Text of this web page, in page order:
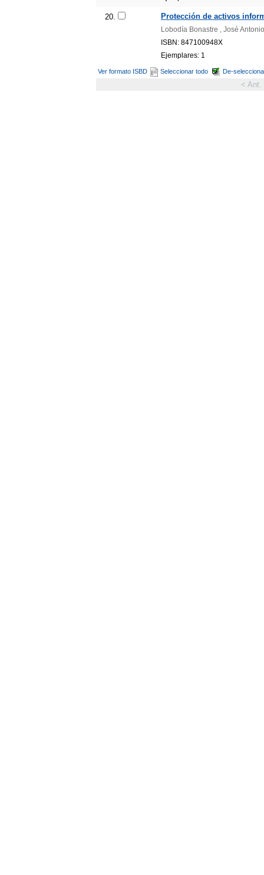
20. Protección de activos
Lobodía Bonastre , José Antonio
ISBN: 847100948X
Ejemplares: 1
Ver formato ISBD Seleccionar todo De-
< Ant.